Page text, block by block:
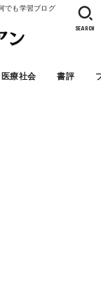
でも学習ブログ
療社会 書評
SEARCH